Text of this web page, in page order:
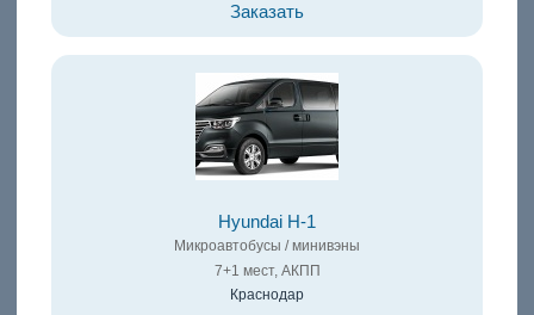
Заказать
Hyundai H-1
Микроавтобусы / минивэны
7+1 мест, АКПП
Краснодар